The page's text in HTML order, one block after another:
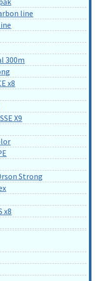
line
300m
x8
X9
Strong
x8